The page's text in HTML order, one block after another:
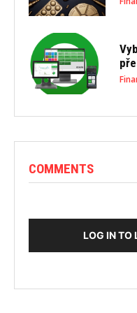
COMMENTS
LOG IN TO